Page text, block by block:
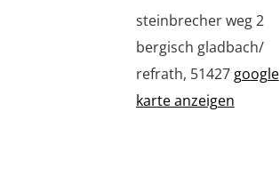
steinbrecher weg 2
bergisch gladbach/
refrath, 51427 google
karte anzeigen